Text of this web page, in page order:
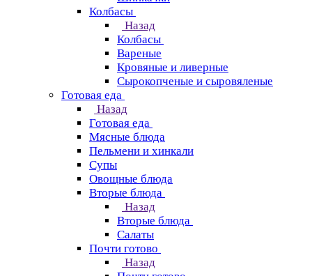
Колбасы
Назад
Колбасы
Вареные
Кровяные и ливерные
Сырокопченые и сыровяленые
Готовая еда
Назад
Готовая еда
Мясные блюда
Пельмени и хинкали
Супы
Овощные блюда
Вторые блюда
Назад
Вторые блюда
Салаты
Почти готово
Назад